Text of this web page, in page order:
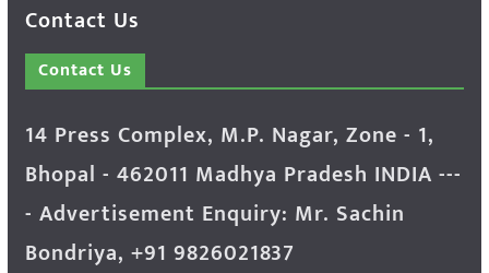
Contact Us
Contact Us
14 Press Complex, M.P. Nagar, Zone - 1,
Bhopal - 462011 Madhya Pradesh INDIA ---
- Advertisement Enquiry: Mr. Sachin
Bondriya, +91 9826021837